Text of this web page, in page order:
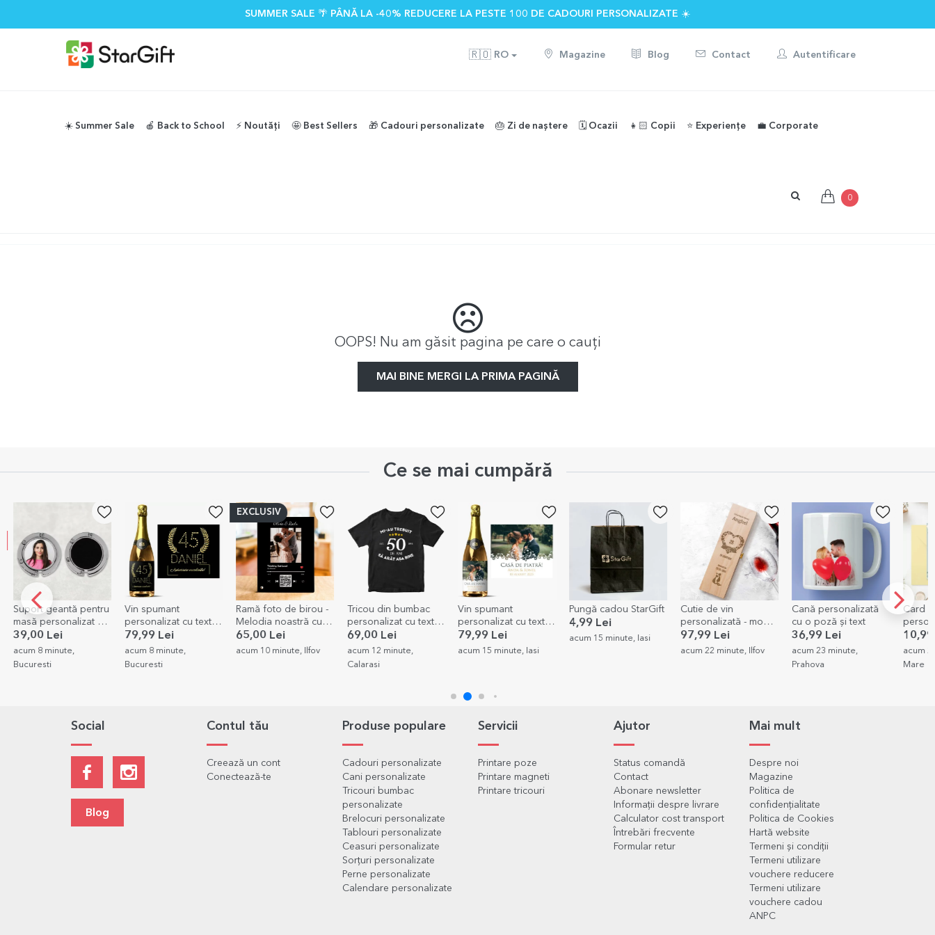
SUMMER SALE 🌴 PÂNĂ LA -40% REDUCERE LA PESTE 100 DE CADOURI PERSONALIZATE ☀️
🇷🇴 RO Magazine Blog Contact Autentificare
☀️ Summer Sale 🍎 Back to School ⚡️ Noutăți 🤩 Best Sellers 🎁 Cadouri personalizate 🎂 Zi de naștere 🗓️ Ocazii 👧🏻 Copii ⭐️ Experiențe 💼 Corporate
0
Acasă 404
OOPS! Nu am găsit pagina pe care o cauți
MAI BINE MERGI LA PRIMA PAGINĂ
Ce se mai cumpără
Suport geantă pentru
masă personalizat cu
o poză
39,00 Lei
acum 8 minute,
Bucuresti
Vin spumant
personalizat cu text
pentru zi de naștere -
Gold
79,99 Lei
acum 8 minute,
Bucuresti
EXCLUSIV
Ramă foto de birou -
Melodia noastră cu
cod QR
65,00 Lei
acum 10 minute, Ilfov
Tricou din bumbac
personalizat cu text -
Arăt bine la vârsta
mea
69,00 Lei
acum 12 minute,
Calarasi
Vin spumant
personalizat cu text și
o poză - Casă de
piatră!
79,99 Lei
acum 15 minute, Iasi
Pungă cadou StarGift
4,99 Lei
acum 15 minute, Iasi
Cutie de vin
personalizată - model
de căsătorie
97,99 Lei
acum 22 minute, Ilfov
Cană personalizată
cu o poză și text
36,99 Lei
acum 23 minute,
Prahova
Card
acum
Mare
Social
Blog
Contul tău
Creează un cont
Conectează-te
Produse populare
Cadouri personalizate
Cani personalizate
Tricouri bumbac
personalizate
Brelocuri personalizate
Tablouri personalizate
Ceasuri personalizate
Sorțuri personalizate
Perne personalizate
Calendare personalizate
Servicii
Printare poze
Printare magneti
Printare tricouri
Ajutor
Status comandă
Contact
Abonare newsletter
Informații despre livrare
Calculator cost transport
Întrebări frecvente
Formular retur
Mai mult
Despre noi
Magazine
Politica de
confidențialitate
Politica de Cookies
Hartă website
Termeni și condiții
Termeni utilizare
vouchere reducere
Termeni utilizare
vouchere cadou
ANPC